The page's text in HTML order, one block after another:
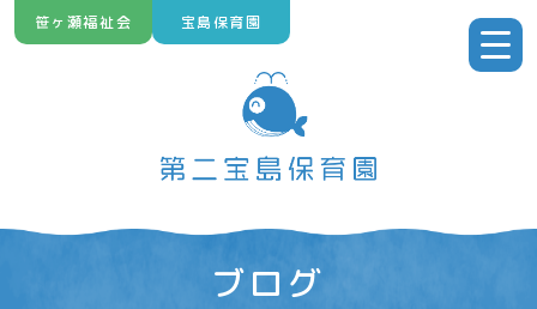
Skip
to
笹ヶ瀬福祉会 宝島保育園
ブログ